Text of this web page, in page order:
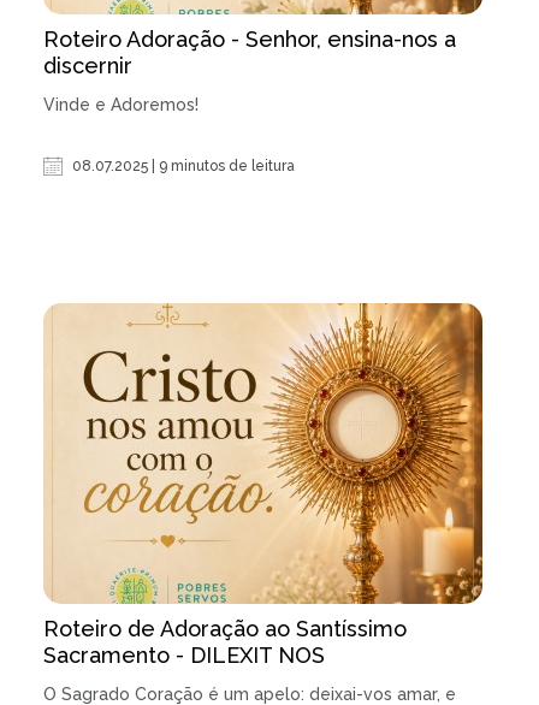
Roteiro Adoração - Senhor, ensina-nos a
discernir
Vinde e Adoremos!
08.07.2025 | 9 minutos de leitura
Roteiro de Adoração ao Santíssimo
Sacramento - DILEXIT NOS
O Sagrado Coração é um apelo: deixai-vos amar, e